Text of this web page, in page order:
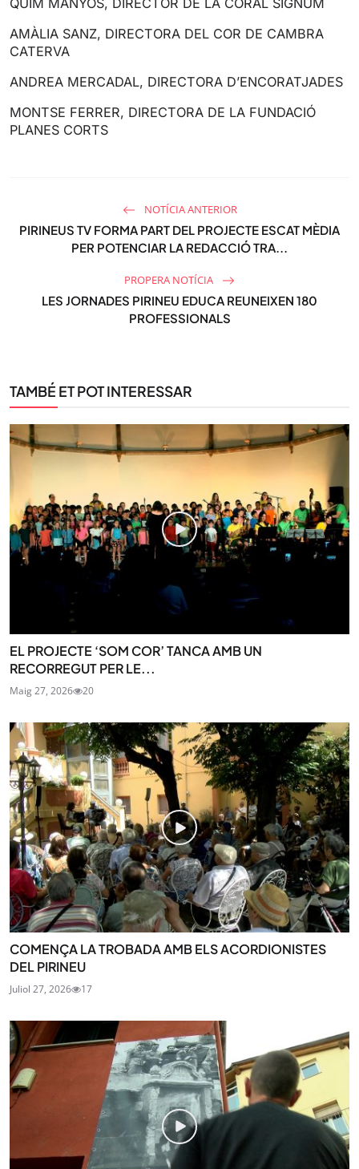
AMÀLIA SANZ, DIRECTORA DEL COR DE CAMBRA
CATERVA
ANDREA MERCADAL, DIRECTORA D’ENCORATJADES
MONTSE FERRER, DIRECTORA DE LA FUNDACIÓ
PLANES CORTS
NOTÍCIA ANTERIOR
PIRINEUS TV FORMA PART DEL PROJECTE ESCAT MÈDIA
PER POTENCIAR LA REDACCIÓ TRA...
PROPERA NOTÍCIA
LES JORNADES PIRINEU EDUCA REUNEIXEN 180
PROFESSIONALS
TAMBÉ ET POT INTERESSAR
EL PROJECTE ‘SOM COR’ TANCA AMB UN
RECORREGUT PER LE...
Maig 27, 2026 20
COMENÇA LA TROBADA AMB ELS ACORDIONISTES
DEL PIRINEU
Juliol 27, 2026 17